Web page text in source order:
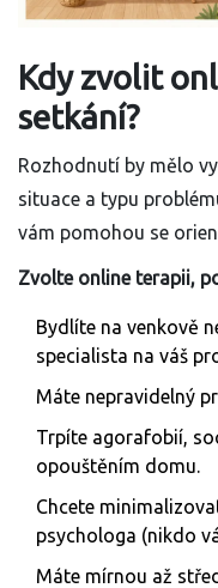
Kdy zvolit
setkání?
Rozhodnutí by mělo
situace a typu
vám pomohou se
Zvolte online terapii,
Bydlíte na venkově
specialista na váš
Máte nepravidelný
Trpíte agorafobií,
opouštěním domu.
Chcete
psychologa (nikdo
Máte mírnou až